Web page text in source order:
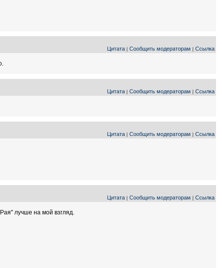
Цитата | Сообщить модераторам | Ссылка
Цитата | Сообщить модераторам | Ссылка
Цитата | Сообщить модераторам | Ссылка
Цитата | Сообщить модераторам | Ссылка
лучше на мой взгляд.